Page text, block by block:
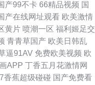
产99不卡 66精品视频 国
产在线网址观看 欧美激情
黄片 喷潮一区 福利姬足交
青青草国产 欧美日韩乱
逼91AV 免费欧美视频 欧
APP 丁香五月花激情网
香蕉超级碰碰 国产免费看